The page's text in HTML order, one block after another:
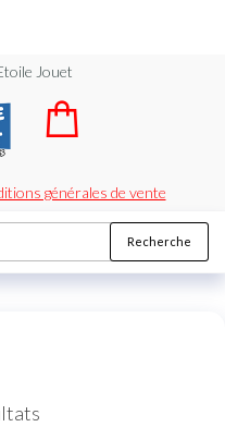
Jouet
générales de vente
Recherche